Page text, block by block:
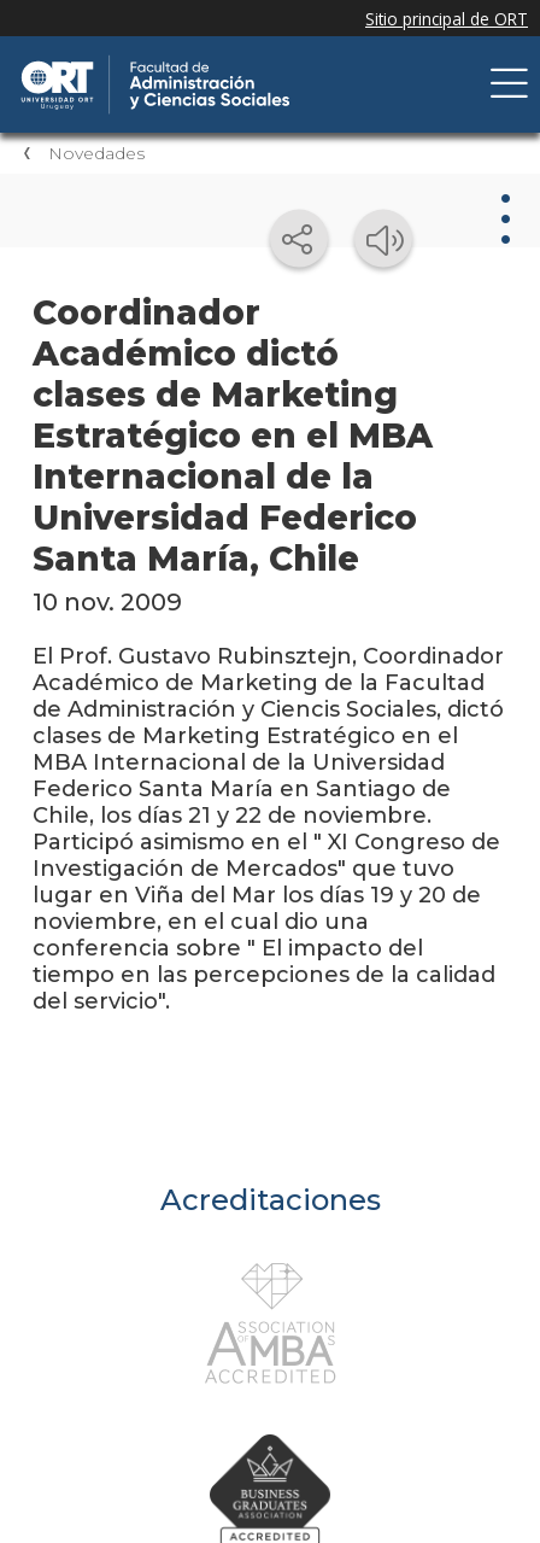
Novedades
Coordinador
Académico dictó
clases de Marketing
Estratégico en el MBA
Internacional de la
Universidad Federico
Santa María, Chile
La
en
los
10 nov. 2009
El Prof. Gustavo Rubinsztejn, Coordinador
Académico de Marketing de la Facultad
de Administración y Ciencis Sociales, dictó
clases de Marketing Estratégico en el
MBA Internacional de la Universidad
Federico Santa María en Santiago de
Chile, los días 21 y 22 de noviembre.
Participó asimismo en el " XI Congreso de
Investigación de Mercados" que tuvo
lugar en Viña del Mar los días 19 y 20 de
noviembre, en el cual dio una
conferencia sobre " El impacto del
tiempo en las percepciones de la calidad
del servicio".
Acreditaciones